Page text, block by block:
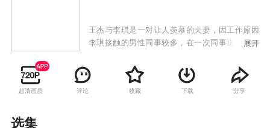
王杰与李琪是一对让人羡慕的夫妻，因工作原因
李琪接触的男性同事较多，在一次同事送李琪回
问题，处心积虑的寻找线索，准备捍卫自己的尊
严。被疑惑冲昏头脑的王杰准备策划报复李琪，
让李琪在所有人面前颜面扫地。王杰一边准备方
展开
超清画质 评论 收藏 下载 分享
选集